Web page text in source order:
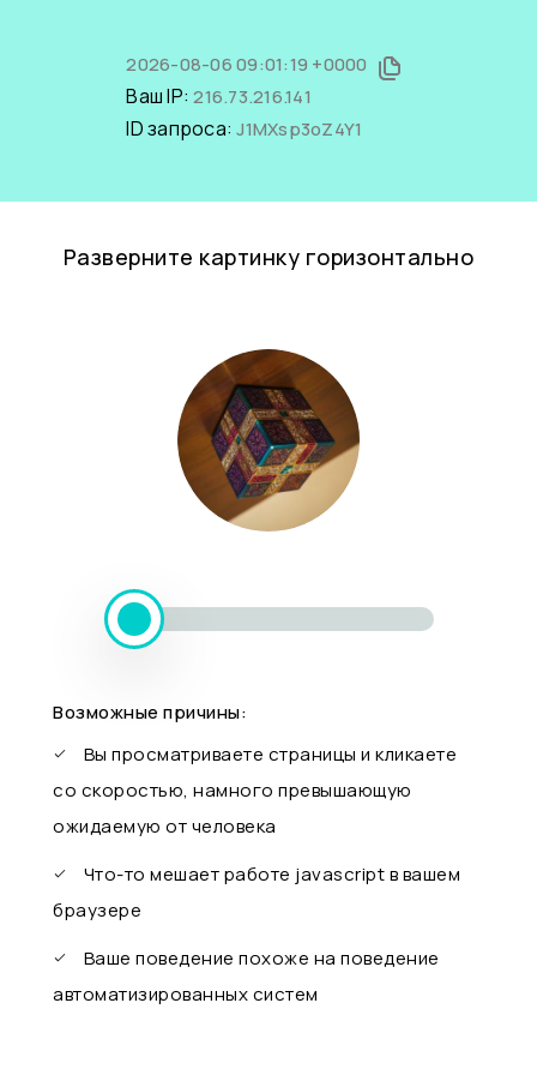
2026-08-06 09:01:19 +0000
Ваш IP:216.73.216.141
ID запроса:J1MXsp3oZ4Y1
Разверните картинку горизонтально
Возможные причины:
Вы просматриваете страницы и кликаете
со скоростью, намного превышающую
ожидаемую от человека
Что-то мешает работе javascript в вашем
браузере
Ваше поведение похоже на поведение
автоматизированных систем